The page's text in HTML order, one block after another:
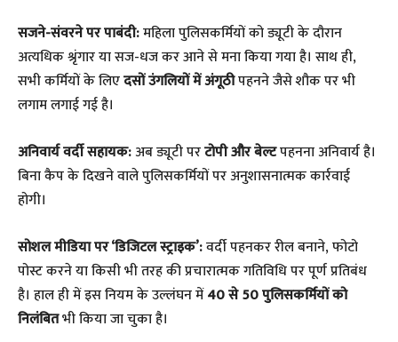
सजने-संवरने पर पाबंदी:महिला पुलिसकर्मियों को ड्यूटी के दौरान
अत्यधिक श्रृंगार या सज-धज कर आने से मना किया गया है। साथ ही,
सभी कर्मियों के लिएदसों उंगलियों में अंगूठीपहनने जैसे शौक पर भी
लगाम लगाई गई है।
अनिवार्य वर्दी सहायक:अब ड्यूटी परटोपी और बेल्टपहनना अनिवार्य है।
बिना कैप के दिखने वाले पुलिसकर्मियों पर अनुशासनात्मक कार्रवाई
होगी।
सोशल मीडिया पर ‘डिजिटल स्ट्राइक’:वर्दी पहनकर रील बनाने, फोटो
पोस्ट करने या किसी भी तरह की प्रचारात्मक गतिविधि पर पूर्ण प्रतिबंध
है। हाल ही में इस नियम के उल्लंघन में40 से 50 पुलिसकर्मियों को
निलंबितभी किया जा चुका है।